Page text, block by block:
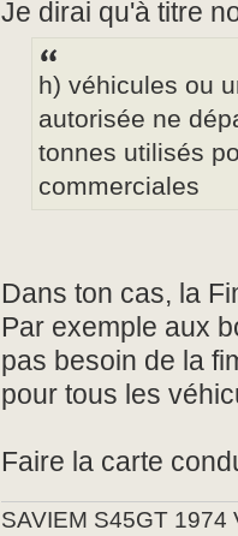
Je dirai qu'à titre
h) véhicules ou
autorisée ne
tonnes utilisés
commerciales
Dans ton cas, la
Par exemple aux
pas besoin de la
pour tous les
Faire la carte
SAVIEM S45GT 1974